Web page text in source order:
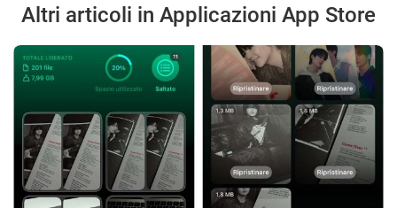
Altri articoli in Applicazioni App Store